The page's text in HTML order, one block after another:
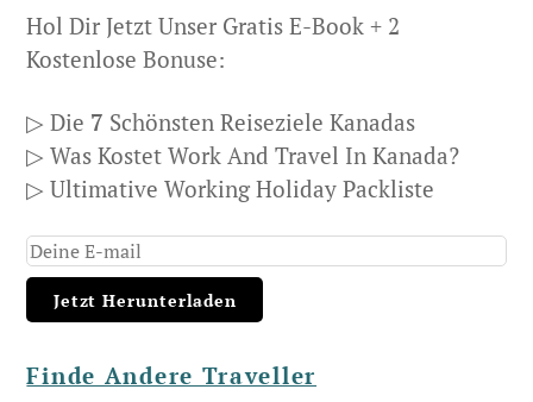
Hol Dir Jetzt Unser Gratis E-Book + 2
Kostenlose Bonuse:
▷ Die 7 Schönsten Reiseziele Kanadas
▷ Was Kostet Work And Travel In Kanada?
▷ Ultimative Working Holiday Packliste
Finde Andere Traveller